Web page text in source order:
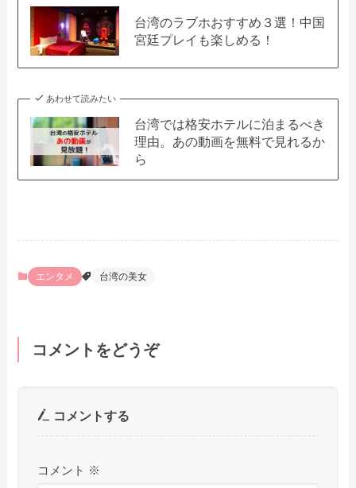
台湾のラブホおすすめ３選！中国
宮廷プレイも楽しめる！
あわせて読みたい
台湾では格安ホテルに泊まるべき
理由。あの動画を無料で見れるか
ら
エンタメ 台湾の美女
コメントをどうぞ
コメントする
コメント ※